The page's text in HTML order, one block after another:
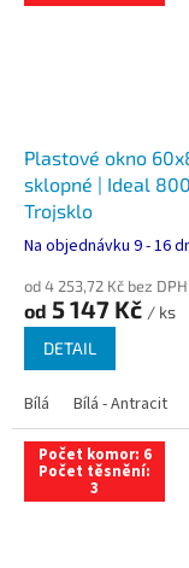
Plastové okno
sklopné | Ideal
Trojsklo
Na objednávku 9 - 16
od 4 253,72 Kč bez DPH
od 5 147 Kč / ks
DETAIL
Bílá Bílá - Antracit
Počet komor: 6
Počet těsnění:
3